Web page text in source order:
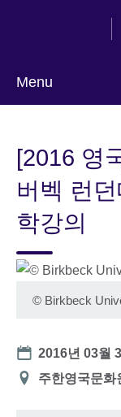
content
Menu
[2016 영
버벡 런
학강의
© Birkbeck
Date
2016년 03월
장
주한영국문화